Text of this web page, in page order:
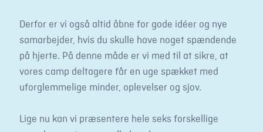
Derfor er vi også altid åbne for gode idéer og nye
samarbejder, hvis du skulle have noget spændende
på hjerte. På denne måde er vi med til at sikre, at
vores camp deltagere får en uge spækket med
uforglemmelige minder, oplevelser og sjov.
Lige nu kan vi præsentere hele seks forskellige